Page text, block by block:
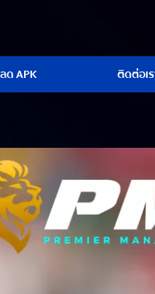
ด APK ติดต่อเ